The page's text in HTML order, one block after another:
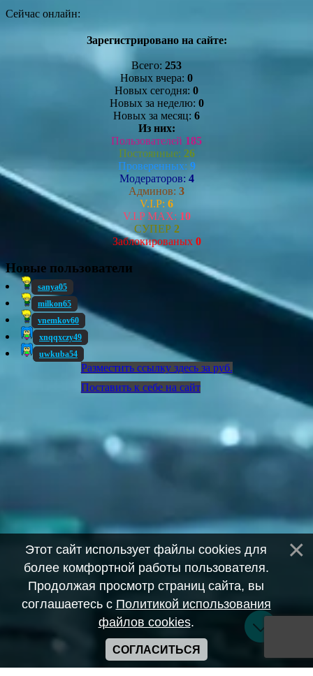
Сейчас онлайн:
Зарегистрировано на сайте:
Всего: 253
Новых вчера: 0
Новых сегодня: 0
Новых за неделю: 0
Новых за месяц: 6
Из них:
Пользователей 185
Постоянные: 26
Проверенных: 9
Модераторов: 4
Админов: 3
V.I.P: 6
V.I.P MAX: 10
СУПЕР 2
Заблокированых 0
Новые пользователи
sanya05
milkon65
vnemkov60
xnqqxczy49
uwkuba54
Разместить ссылку здесь за руб.
Поставить к себе на сайт
Этот сайт использует файлы cookies для
более комфортной работы пользователя.
Продолжая просмотр страниц сайта, вы
соглашаетесь с Политикой использования
файлов cookies.
СОГЛАСИТЬСЯ